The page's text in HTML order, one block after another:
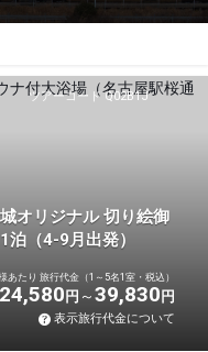
ツアーコード Q02B1J
オリジナル 切り絵御
（4-9月出発）
あたり 旅行代金（1～5名1室・税込）
24,580 円 39,830 円
表示旅行代金について